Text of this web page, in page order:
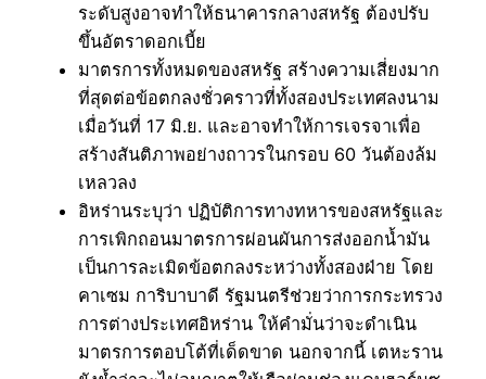
ระดับสูงอาจทำให้ธนาคารกลางสหรัฐ ต้องปรับ
ขึ้นอัตราดอกเบี้ย
มาตรการทั้งหมดของสหรัฐ สร้างความเสี่ยงมาก
ที่สุดต่อข้อตกลงชั่วคราวที่ทั้งสองประเทศลงนาม
เมื่อวันที่ 17 มิ.ย. และอาจทำให้การเจรจาเพื่อ
สร้างสันติภาพอย่างถาวรในกรอบ 60 วันต้องล้ม
เหลวลง
อิหร่านระบุว่า ปฏิบัติการทางทหารของสหรัฐและ
การเพิกถอนมาตรการผ่อนผันการส่งออกน้ำมัน
เป็นการละเมิดข้อตกลงระหว่างทั้งสองฝ่าย โดย
คาเซม การิบาบาดี รัฐมนตรีช่วยว่าการกระทรวง
การต่างประเทศอิหร่าน ให้คำมั่นว่าจะดำเนิน
มาตรการตอบโต้ที่เด็ดขาด นอกจากนี้ เตหะราน